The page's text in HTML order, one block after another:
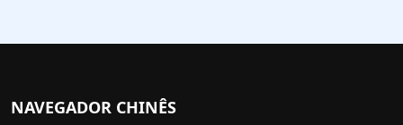
NAVEGADOR CHINÊS